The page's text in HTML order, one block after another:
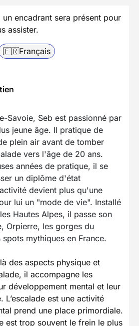
un encadrant sera présent pour
assister.
🇫🇷Français
Savoie, Seb est passionné par
jeune âge. Il pratique de
plein air avant de tomber
vers l'âge de 20 ans.
années de pratique, il se
un diplôme d'état
devient plus qu'une
lui un "mode de vie". Installé
Hautes Alpes, il passe son
Orpierre, les gorges du
mythiques en France.
des aspects physique et
il accompagne les
développement mental et leur
L’escalade est une activité
prend une place primordiale.
est trop souvent le frein le plus